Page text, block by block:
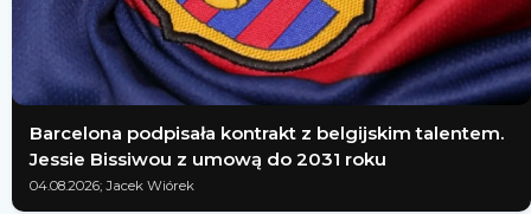
Barcelona podpisała kontrakt z belgijskim talentem.
Jessie Bissiwou z umową do 2031 roku
04.08.2026; Jacek Wiórek